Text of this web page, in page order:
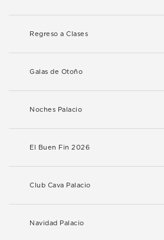
Regreso a Clases
Galas de Otoño
Noches Palacio
El Buen Fin 2026
Club Cava Palacio
Navidad Palacio